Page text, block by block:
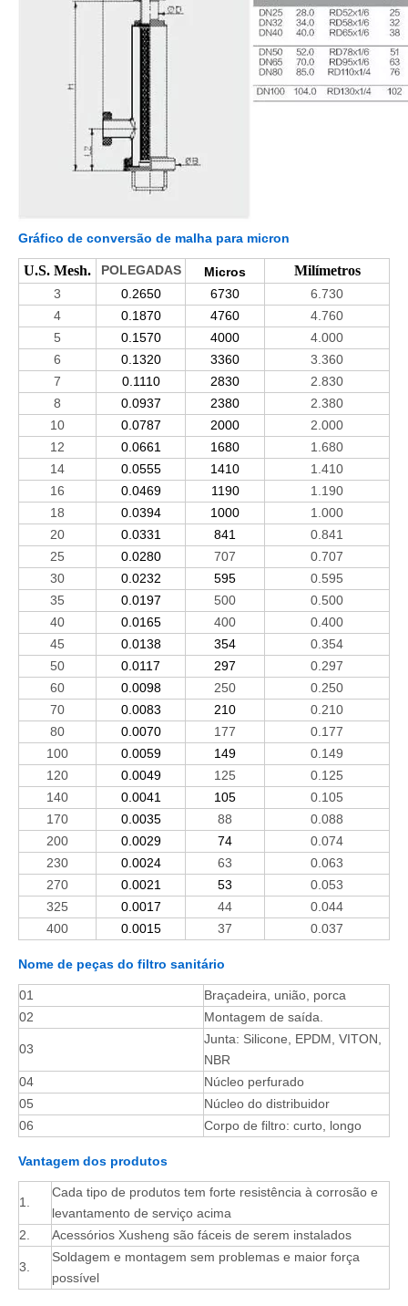
Gráfico de conversão de malha para micron
U.S. Mesh. POLEGADAS Micros Milímetros
3 0.2650 6730
6.730
4
0.1870 4760
4.760
5
0.1570 4000
4.000
6
0.1320 3360
3.360
7
0.1110 2830
2.830
8
0.0937 2380
2.380
10
0.0787 2000
2.000
12
0.0661 1680
1.680
14
0.0555 1410
1.410
16
0.0469 1190
1.190
18
0.0394 1000
1.000
20
0.0331 841
0.841
25
0.0280 707
0.707
30
0.0232 595
0.595
35
0.0197 500
0.500
40
0.0165 400
0.400
45
0.0138 354
0.354
50
0.0117 297
0.297
60
0.0098 250
0.250
70
0.0083 210
0.210
80
0.0070 177
0.177
100
0.0059 149
0.149
120
0.0049 125
0.125
140
0.0041 105
0.105
170
0.0035 88
0.088
200
0.0029 74
0.074
230
0.0024 63
0.063
270
0.0021 53
0.053
325
0.0017 44
0.044
400
0.0015 37 0.037
Nome de peças do filtro sanitário
01
Braçadeira, união, porca
02
Montagem de saída.
03
Junta: Silicone, EPDM, VITON,
NBR
04
Núcleo perfurado
05
Núcleo do distribuidor
06
Corpo de filtro: curto, longo
Vantagem dos produtos
1.
Cada tipo de produtos tem forte resistência à corrosão e
levantamento de serviço acima
2.
Acessórios Xusheng são fáceis de serem instalados
3.
Soldagem e montagem sem problemas e maior força
possível